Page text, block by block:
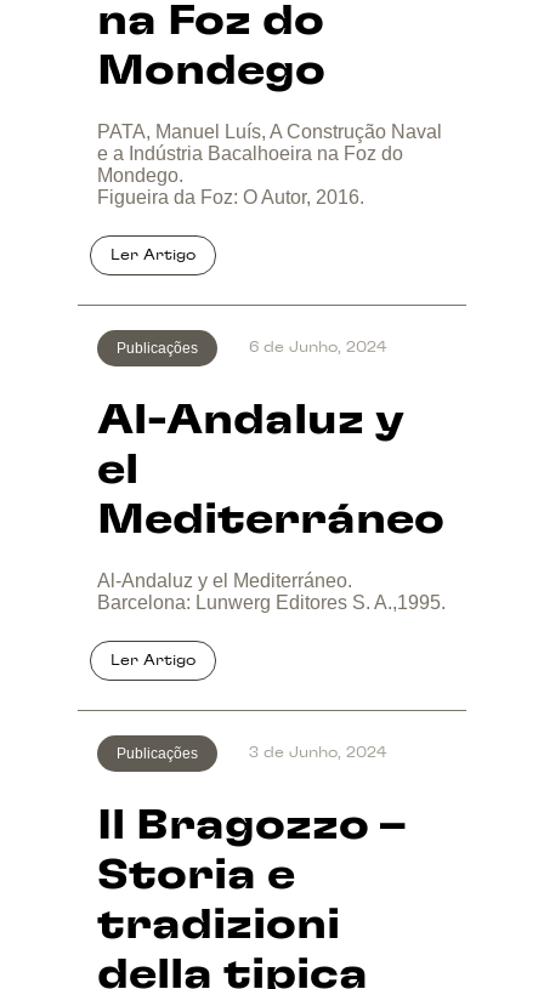
na Foz do
Mondego
PATA, Manuel Luís, A Construção Naval
e a Indústria Bacalhoeira na Foz do
Mondego.
Figueira da Foz: O Autor, 2016.
Publicações
Al-Andaluz y
el
Mediterráneo
6 de Junho, 2024
Al-Andaluz y el Mediterráneo.
Barcelona: Lunwerg Editores S. A.,1995.
Publicações
Il Bragozzo –
Storia e
tradizioni
della tipica
3 de Junho, 2024